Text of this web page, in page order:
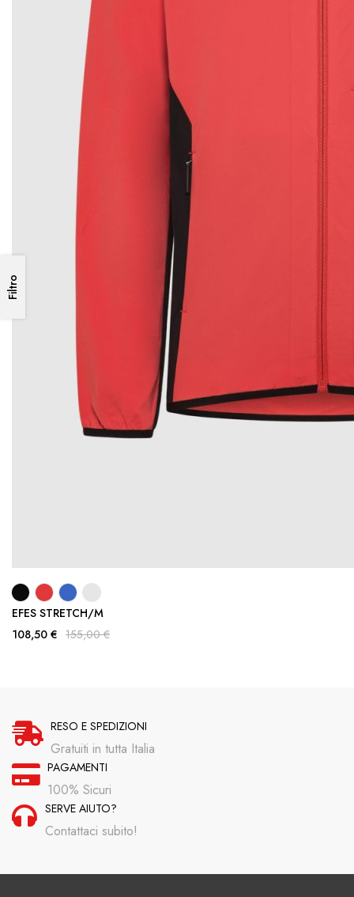
Filtro
EFES STRETCH/M
108,50 € 155,00 €
RESO E SPEDIZIONI
Gratuiti in tutta Italia
PAGAMENTI
100% Sicuri
SERVE AIUTO?
Contattaci subito!